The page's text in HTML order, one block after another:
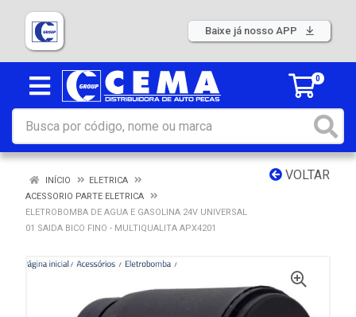
Baixe já nosso APP
0
VOLTAR
INÍCIO
ELETRICA
ACESSORIO PARTE ELETRICA
ELETROBOMBA DE AGUA E GASOLINA 24V UNIVERSAL
01 SAIDA BICO FINO - MULTIQUALITA APX4201